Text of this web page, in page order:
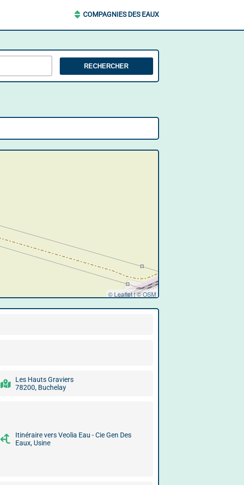
COMPAGNIES DES EAUX
RECHERCHER
© Leaflet|©OSM
Les Hauts Graviers
78200, Buchelay
Itinéraire vers Veolia Eau - Cie Gen Des
Eaux, Usine